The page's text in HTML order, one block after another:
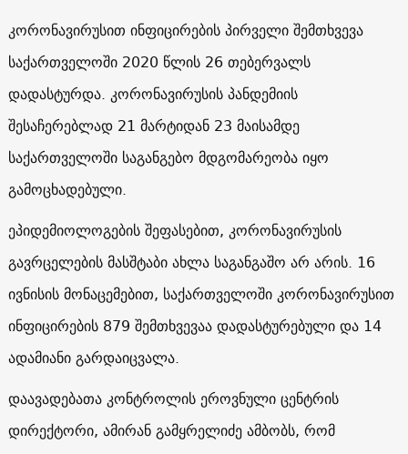
კორონავირუსით ინფიცირების პირველი შემთხვევა
საქართველოში 2020 წლის 26 თებერვალს
დადასტურდა. კორონავირუსის პანდემიის
შესაჩერებლად 21 მარტიდან 23 მაისამდე
საქართველოში საგანგებო მდგომარეობა იყო
გამოცხადებული.
ეპიდემიოლოგების შეფასებით, კორონავირუსის
გავრცელების მასშტაბი ახლა საგანგაშო არ არის. 16
ივნისის მონაცემებით, საქართველოში კორონავირუსით
ინფიცირების 879 შემთხვევაა დადასტურებული და 14
ადამიანი გარდაიცვალა.
დაავადებათა კონტროლის ეროვნული ცენტრის
დირექტორი, ამირან გამყრელიძე ამბობს, რომ